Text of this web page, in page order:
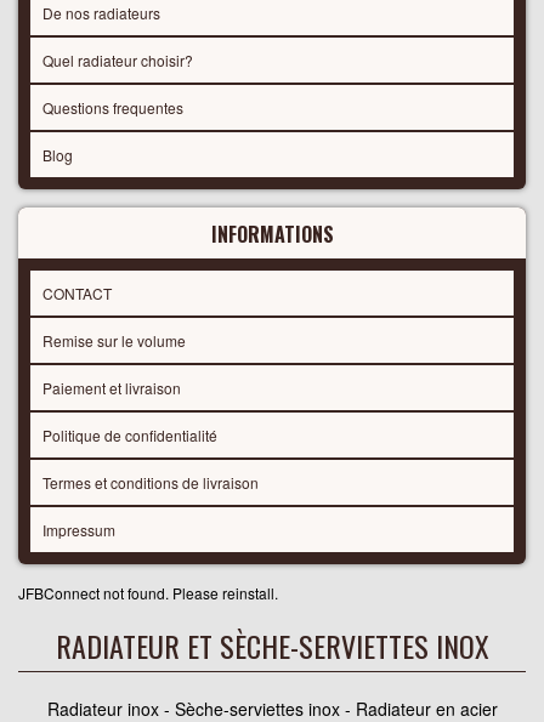
De nos radiateurs
Quel radiateur choisir?
Questions frequentes
Blog
INFORMATIONS
CONTACT
Remise sur le volume
Paiement et livraison
Politique de confidentialité
Termes et conditions de livraison
Impressum
JFBConnect not found. Please reinstall.
RADIATEUR ET SÈCHE-SERVIETTES INOX
Radiateur inox - Sèche-serviettes inox - Radiateur en acier